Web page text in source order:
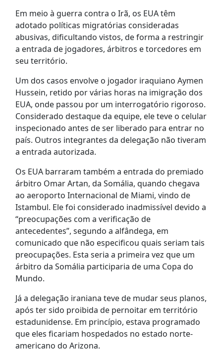
Em meio à guerra contra o Irã, os EUA têm
adotado políticas migratórias consideradas
abusivas, dificultando vistos, de forma a restringir
a entrada de jogadores, árbitros e torcedores em
seu território.
Um dos casos envolve o jogador iraquiano Aymen
Hussein, retido por várias horas na imigração dos
EUA, onde passou por um interrogatório rigoroso.
Considerado destaque da equipe, ele teve o celular
inspecionado antes de ser liberado para entrar no
país. Outros integrantes da delegação não tiveram
a entrada autorizada.
Os EUA barraram também a entrada do premiado
árbitro Omar Artan, da Somália, quando chegava
ao aeroporto Internacional de Miami, vindo de
Istambul. Ele foi considerado inadmissível devido a
“preocupações com a verificação de
antecedentes”, segundo a alfândega, em
comunicado que não especificou quais seriam tais
preocupações. Esta seria a primeira vez que um
árbitro da Somália participaria de uma Copa do
Mundo.
Já a delegação iraniana teve de mudar seus planos,
após ter sido proibida de pernoitar em território
estadunidense. Em princípio, estava programado
que eles ficariam hospedados no estado norte-
americano do Arizona.